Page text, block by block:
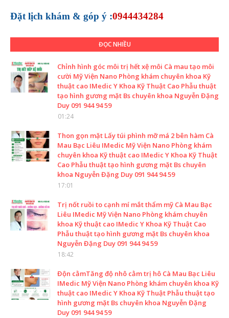
Đặt lịch khám & góp ý :0944434284
ĐỌC NHIỀU
Chỉnh hình góc môi trị hết xệ môi Cà mau tạo môi
cười Mỹ Viện Nano Phòng khám chuyên khoa Kỹ
thuật cao IMedic Y Khoa Kỹ Thuật Cao Phẫu thuật
tạo hình gương mặt Bs chuyên khoa Nguyễn Đặng
Duy 091 944 94 59
01:24
Thon gọn mặt Lấy túi phình mỡ má 2 bên hàm Cà
Mau Bạc Liêu IMedic Mỹ Viện Nano Phòng khám
chuyên khoa Kỹ thuật cao IMedic Y Khoa Kỹ Thuật
Cao Phẫu thuật tạo hình gương mặt Bs chuyên
khoa Nguyễn Đặng Duy 091 944 94 59
17:01
Trị nốt ruồi to cạnh mí mắt thẩm mỹ Cà Mau Bạc
Liêu IMedic Mỹ Viện Nano Phòng khám chuyên
khoa Kỹ thuật cao IMedic Y Khoa Kỹ Thuật Cao
Phẫu thuật tạo hình gương mặt Bs chuyên khoa
Nguyễn Đặng Duy 091 944 94 59
18:42
Độn cằmTăng độ nhô cằm trị hô Cà Mau Bạc Liêu
IMedic Mỹ Viện Nano Phòng khám chuyên khoa Kỹ
thuật cao IMedic Y Khoa Kỹ Thuật Phẫu thuật tạo
hình gương mặt Bs chuyên khoa Nguyễn Đặng
Duy 091 944 94 59